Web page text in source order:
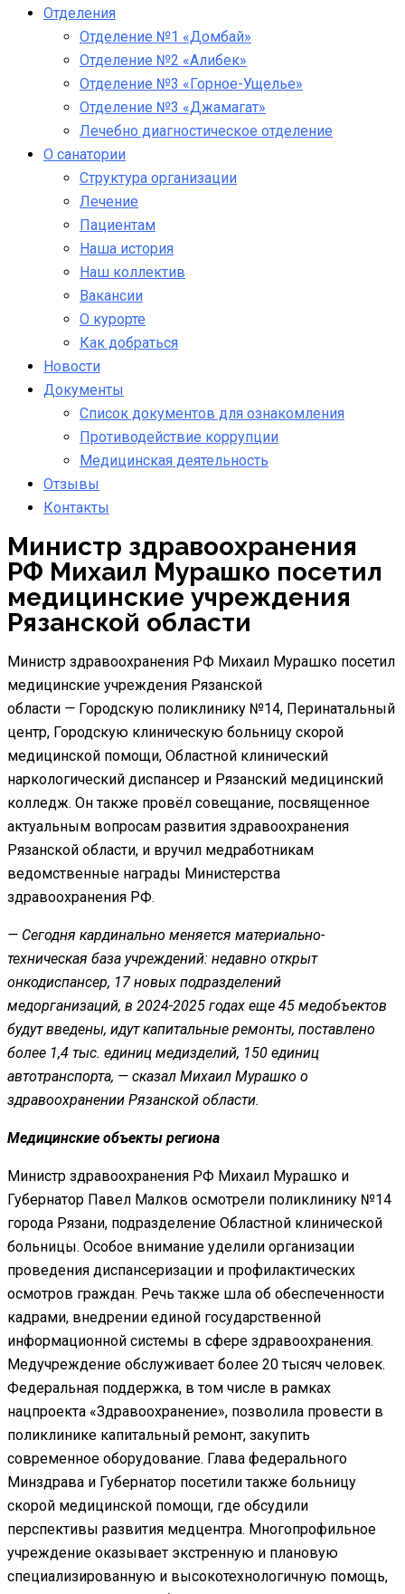
Отделения
Отделение №1 «Домбай»
Отделение №2 «Алибек»
Отделение №3 «Горное-Ущелье»
Отделение №3 «Джамагат»
Лечебно диагностическое отделение
О санатории
Структура организации
Лечение
Пациентам
Наша история
Наш коллектив
Вакансии
О курорте
Как добраться
Новости
Документы
Список документов для ознакомления
Противодействие коррупции
Медицинская деятельность
Отзывы
Контакты
Министр здравоохранения
РФ Михаил Мурашко посетил
медицинские учреждения
Рязанской области
Министр здравоохранения РФ Михаил Мурашко посетил
медицинские учреждения Рязанской
области — Городскую поликлинику №14, Перинатальный
центр, Городскую клиническую больницу скорой
медицинской помощи, Областной клинический
наркологический диспансер и Рязанский медицинский
колледж. Он также провёл совещание, посвященное
актуальным вопросам развития здравоохранения
Рязанской области, и вручил медработникам
ведомственные награды Министерства
здравоохранения РФ.
— Сегодня кардинально меняется материально-
техническая база учреждений: недавно открыт
онкодиспансер, 17 новых подразделений
медорганизаций, в 2024-2025 годах еще 45 медобъектов
будут введены, идут капитальные ремонты, поставлено
более 1,4 тыс. единиц медизделий, 150 единиц
автотранспорта, — сказал Михаил Мурашко о
здравоохранении Рязанской области.
Медицинские объекты региона
Министр здравоохранения РФ Михаил Мурашко и
Губернатор Павел Малков осмотрели поликлинику №14
города Рязани, подразделение Областной клинической
больницы. Особое внимание уделили организации
проведения диспансеризации и профилактических
осмотров граждан. Речь также шла об обеспеченности
кадрами, внедрении единой государственной
информационной системы в сфере здравоохранения.
Медучреждение обслуживает более 20 тысяч человек.
Федеральная поддержка, в том числе в рамках
нацпроекта «Здравоохранение», позволила провести в
поликлинике капитальный ремонт, закупить
современное оборудование. Глава федерального
Минздрава и Губернатор посетили также больницу
скорой медицинской помощи, где обсудили
перспективы развития медцентра. Многопрофильное
учреждение оказывает экстренную и плановую
специализированную и высокотехнологичную помощь,